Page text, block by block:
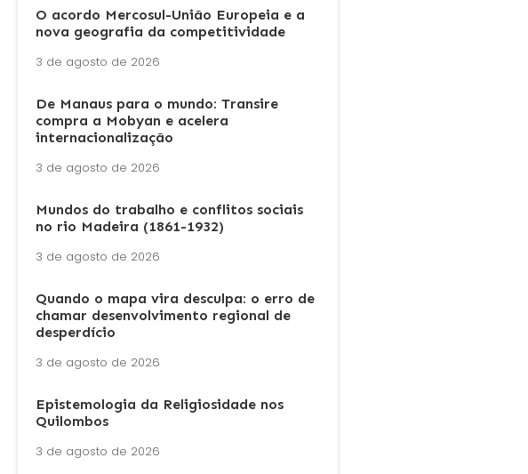
O acordo Mercosul-União Europeia e a
nova geografia da competitividade
3 de agosto de 2026
De Manaus para o mundo: Transire
compra a Mobyan e acelera
internacionalização
3 de agosto de 2026
Mundos do trabalho e conflitos sociais
no rio Madeira (1861-1932)
3 de agosto de 2026
Quando o mapa vira desculpa: o erro de
chamar desenvolvimento regional de
desperdício
3 de agosto de 2026
Epistemologia da Religiosidade nos
Quilombos
3 de agosto de 2026